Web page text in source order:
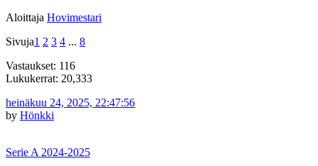
Aloittaja Hovimestari
Sivuja1 2 3 4 ... 8
Vastaukset: 116
Lukukerrat: 20,333
heinäkuu 24, 2025, 22:47:56
by Hönkki
Serie A 2024-2025